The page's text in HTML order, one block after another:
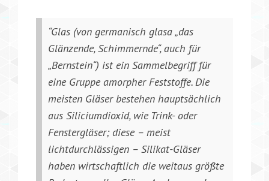
“Glas (von germanisch glasa „das
Glänzende, Schimmernde“, auch für
„Bernstein“) ist ein Sammelbegriff für
eine Gruppe amorpher Feststoffe. Die
meisten Gläser bestehen hauptsächlich
aus Siliciumdioxid, wie Trink- oder
Fenstergläser; diese – meist
lichtdurchlässigen – Silikat-Gläser
haben wirtschaftlich die weitaus größte